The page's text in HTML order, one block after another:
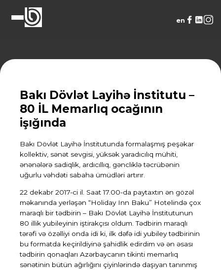
en
Bakı Dövlət Layihə İnstitutu –
80 İL Memarlıq ocağının
işığında
Bakı Dövlət Layihə İnstitutunda formalaşmış peşəkar
kollektiv, sənət sevgisi, yüksək yaradıcılıq mühiti,
ənənələrə sadiqlik, ardıcıllıq, gəncliklə təcrübənin
uğurlu vəhdəti sabaha ümüdləri artırır.
22 dekabr 2017-ci il. Saat 17.00-da paytaxtın ən gözəl
məkanında yerləşən “Holiday Inn Baku” Hotelində çox
maraqlı bir tədbirin – Bakı Dövlət Layihə İnstitutunun
80 illik yubileyinin iştirakçısı oldum. Tədbirin maraqlı
tərəfi və özəlliyi onda idi ki, ilk dəfə idi yubiley tədbirinin
bu formatda keçirildiyinə şahidlik edirdim və ən əsası
tədbirin qonaqları Azərbaycanın tikinti memarlıq
sənətinin bütün ağırlığını çiyinlərində daşıyan tanınmış